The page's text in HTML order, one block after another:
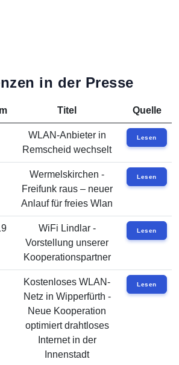
in der Presse
Titel Quelle
WLAN-Anbieter in
Remscheid wechselt
Lesen
Wermelskirchen -
Freifunk raus – neuer
Anlauf für freies Wlan
Lesen
WiFi Lindlar -
Vorstellung unserer
Kooperationspartner
Lesen
Kostenloses WLAN-
Netz in Wipperfürth -
Neue Kooperation
optimiert drahtloses
Internet in der
Innenstadt
Lesen